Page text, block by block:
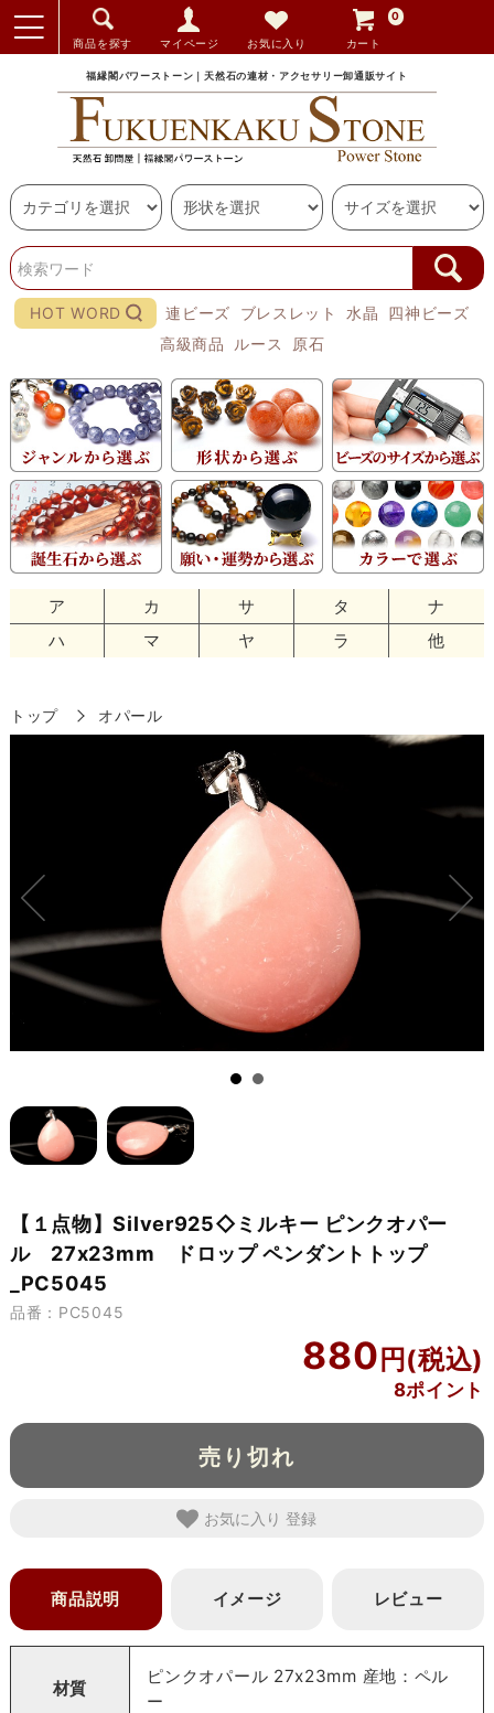
商品を探す マイページ お気に入り カート
0
福縁閣パワーストーン｜天然石の連材・アクセサリー卸通販サイト
HOT WORD 連ビーズ ブレスレット 水晶
四神ビーズ
高級商品
ルース 原石
ア カ サ タ
ナ
ハ
マ ヤ ラ 他
トップ オパール
【１点物】Silver925◇ミルキー ピンクオパー
ル 27x23mm ドロップ ペンダントトップ
_PC5045
品番：PC5045
880
8ポイント
売り切れ
お気に入り
商品説明 イメージ レビュー
材質
ピンクオパール 27x23mm 産地：ペル
ー